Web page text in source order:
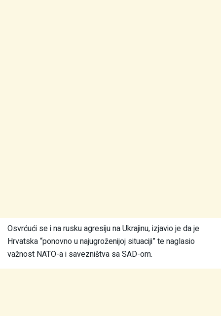
Osvrćući se i na rusku agresiju na Ukrajinu, izjavio je da je
Hrvatska “ponovno u najugroženijoj situaciji” te naglasio
važnost NATO-a i savezništva sa SAD-om.